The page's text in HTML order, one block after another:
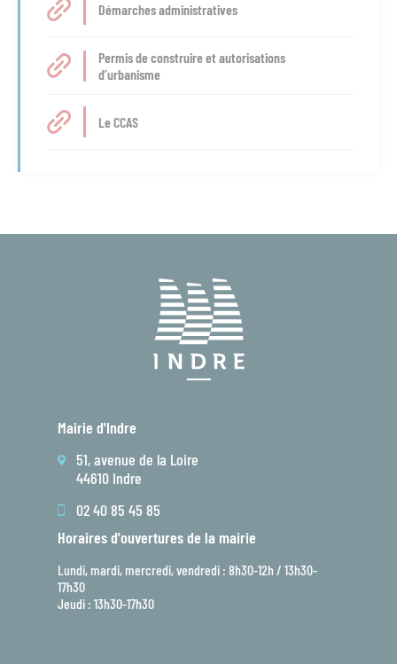
Démarches administratives
Permis de construire et autorisations
d’urbanisme
Le CCAS
Mairie d'Indre
51, avenue de la Loire
44610 Indre
02 40 85 45 85
Horaires d'ouvertures de la mairie
Lundi, mardi, mercredi, vendredi : 8h30-12h / 13h30-
17h30
Jeudi : 13h30-17h30